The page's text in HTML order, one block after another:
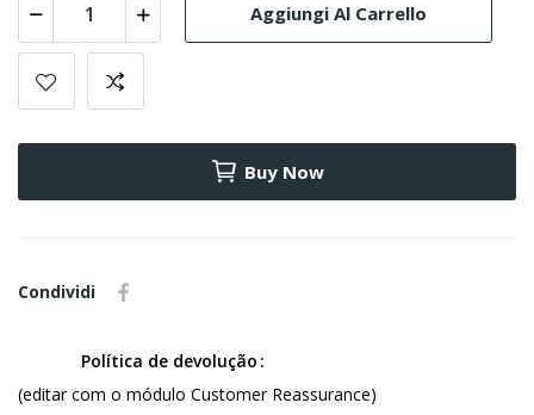
Aggiungi Al Carrello
Buy Now
Condividi
Política de devolução
(editar com o módulo Customer Reassurance)